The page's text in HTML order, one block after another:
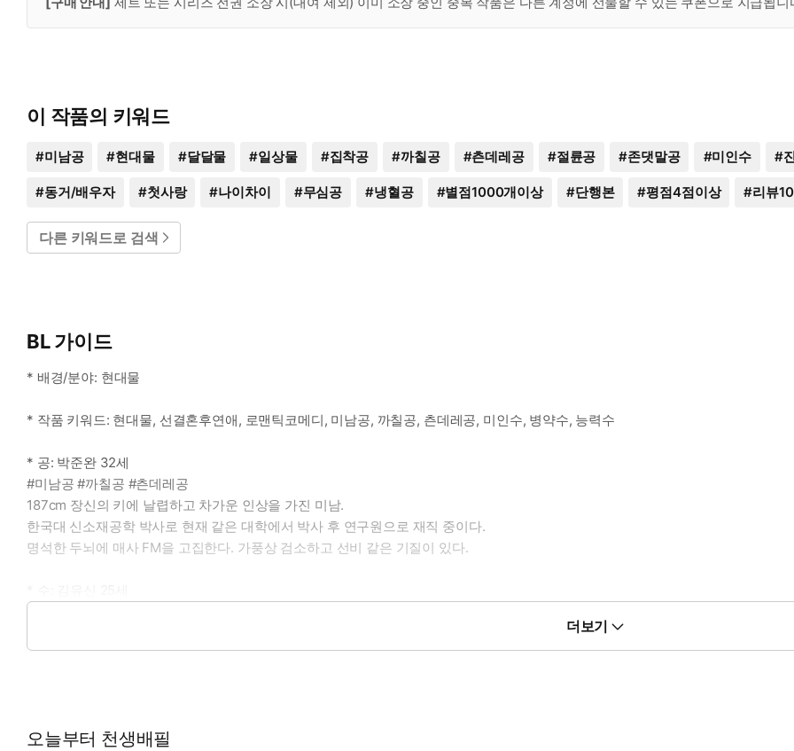
이 작품의 키워드
#미남공 #현대물 #달달물 #일상물 #집착공 #까칠공 #츤데레공 #절륜공 #존댓말공 #미인수 #
#동거/배우자 #첫사랑 #나이차이 #무심공 #냉혈공 #별점1000개이상 #단행본 #평점4점이상 #리뷰
다른 키워드로 검색
BL 가이드
* 배경/분야: 현대물
* 작품 키워드: 현대물, 선결혼후연애, 로맨틱코메디, 미남공, 까칠공, 츤데레공, 미인수, 병약수, 능력수
* 공: 박준완 32세
#미남공 #까칠공 #츤데레공
187cm 장신의 키에 날렵하고 차가운 인상을 가진 미남.
한국대 신소재공학 박사로 현재 같은 대학에서 박사 후 연구원으로 재직 중이다.
명석한 두뇌에 매사 FM을 고집한다. 가풍상 검소하고 선비 같은 기질이 있다.
커다란 눈과 살짝 올라간 눈꼬리, 오른뺨에 박힌 미인점이 매력적이다.
* 이럴 때 보세요: 하나부터 열까지 안 맞는 양반가 자제들이 천생배필로 변하는 모습을 보고 싶을 때
더보기
오늘부터 천생배필